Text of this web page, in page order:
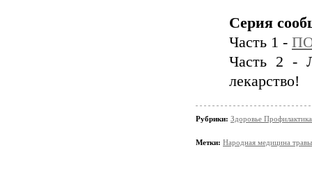
Серия
Часть 1 -
Часть 2 -
лекарство!
Рубрики: Здоровье
Метки: Народная медицина